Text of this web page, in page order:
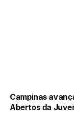
Campinas
Abertos da